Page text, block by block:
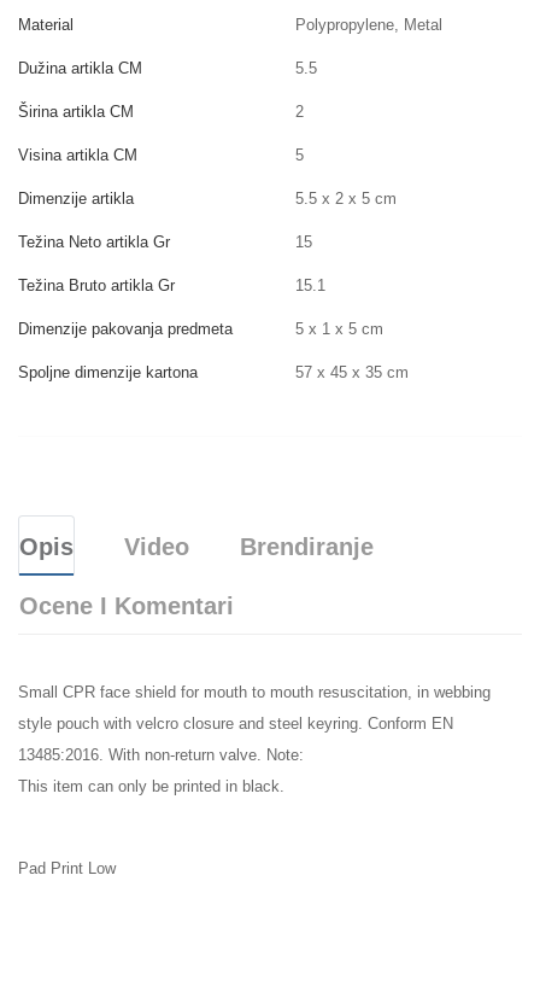
Material Polypropylene, Metal
Dužina artikla CM 5.5
Širina artikla CM 2
Visina artikla CM 5
Dimenzije artikla 5.5 x 2 x 5 cm
Težina Neto artikla Gr 15
Težina Bruto artikla Gr 15.1
Dimenzije pakovanja predmeta 5 x 1 x 5 cm
Spoljne dimenzije kartona 57 x 45 x 35 cm
Opis Video Brendiranje
Ocene I Komentari
Small CPR face shield for mouth to mouth resuscitation, in webbing
style pouch with velcro closure and steel keyring. Conform EN
13485:2016. With non-return valve. Note:
This item can only be printed in black.
Pad Print Low